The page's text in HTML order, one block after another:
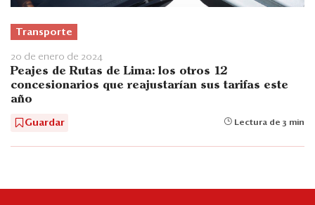
Transporte
20 de enero de 2024
Peajes de Rutas de Lima: los otros 12
concesionarios que reajustarían sus tarifas este
año
Guardar Lectura de 3 min